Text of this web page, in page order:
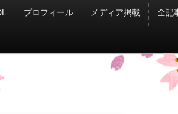
プロフィール メディア掲載 全記